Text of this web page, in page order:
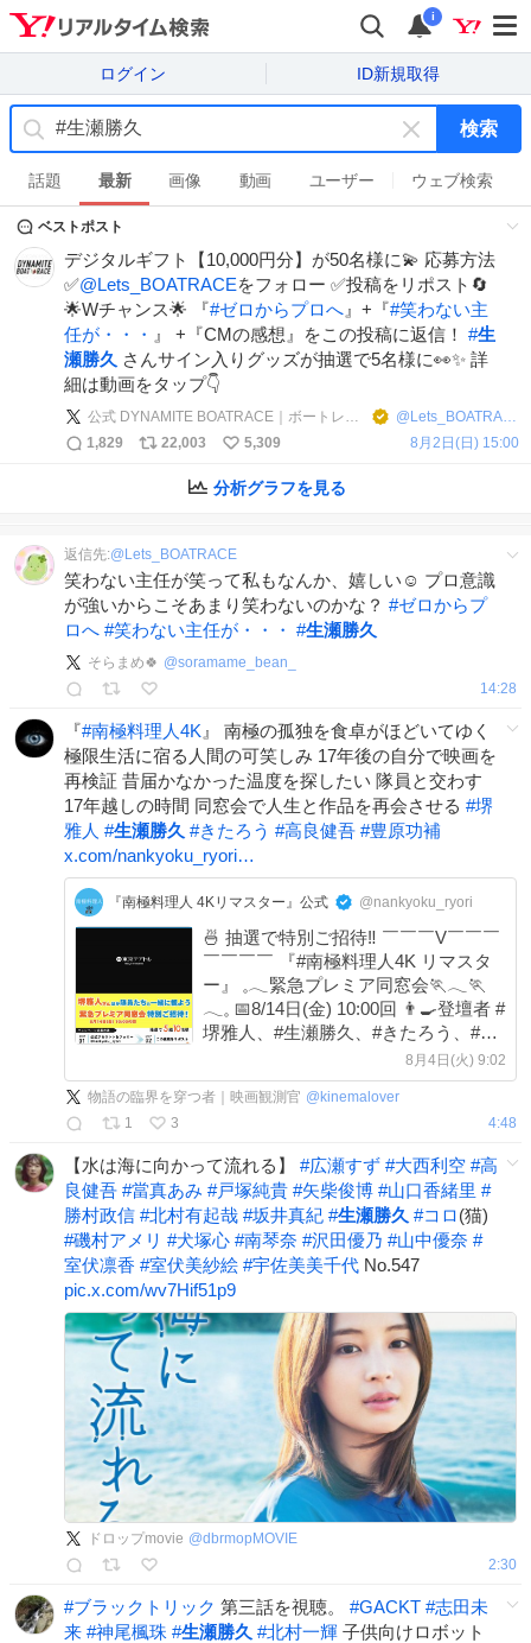
i
ログイン ID新規取得
キ
ー
ワ
ド
を
消
す
検索
話題 最新 画像 動画 ユーザー ウェブ検索
ベストポスト
デジタルギフト【10,000円分】が50名様に💫 応募方法
✅@Lets_BOATRACEをフォロー ✅投稿をリポスト🔄
🌟Wチャンス🌟 『#ゼロからプロへ 』+『#笑わない主
任が・・・ 』 +『CMの感想』をこの投稿に返信！ #生
瀬勝久 さんサイン入りグッズが抽選で5名様に👀✨ 詳
細は動画をタップ👇
公式 DYNAMITE BOATRACE｜ボートレース @ Lets_BOATRACE
1,829
22,003 5,309 8月2日(日) 15:00
分析グラフを見る
返信先:@ Lets_BOATRACE
笑わない主任が笑って私もなんか、嬉しい☺️ プロ意識
が強いからこそあまり笑わないのかな？ #ゼロからプ
ロへ #笑わない主任が・・・ #生瀬勝久
そらまめ🍀 @soramame_bean_
14:28
『#南極料理人4K 』 南極の孤独を食卓がほどいてゆく
極限生活に宿る人間の可笑しみ 17年後の自分で映画を
再検証 昔届かなかった温度を探したい 隊員と交わす
17年越しの時間 同窓会で人生と作品を再会させる #堺
雅人 #生瀬勝久 #きたろう #高良健吾 #豊原功補
x.com/nankyoku_ryori…
『南極料理人 4Kリマスター』公式 @nankyoku_ryori
🍜 抽選で特別ご招待‼️ ￣￣￣V￣￣￣
￣￣￣￣ 『#南極料理人4K リマスタ
ー』 𓈒𓂃緊急プレミア同窓会🏃𓂃🏃
𓂃𓈒 📅8/14日(金) 10:00回 👨‍🍳登壇者 #
堺雅人、#生瀬勝久、#きたろう、#高
良健吾 #古舘寛治、#小浜正寛、#黒田
大輔 #沖田修一 監督 ※予定 🚩テア
トル新宿 🍤イベント・チケット詳細
8月4日(火) 9:02
物語の臨界を穿つ者｜映画観測官 @ kinemalover
1
3 4:48
【水は海に向かって流れる】 #広瀬すず #大西利空 #高
良健吾 #當真あみ #戸塚純貴 #矢柴俊博 #山口香緒里 #
勝村政信 #北村有起哉 #坂井真紀 #生瀬勝久 #コロ(猫)
#磯村アメリ #犬塚心 #南琴奈 #沢田優乃 #山中優奈 #
室伏凛香 #室伏美紗絵 #宇佐美美千代 No.547
pic.x.com/wv7Hif51p9
ドロップmovie @dbrmopMOVIE
2:30
#ブラックトリック 第三話を視聴。 #GACKT #志田未
来 #神尾楓珠 #生瀬勝久 #北村一輝 子供向けロボット